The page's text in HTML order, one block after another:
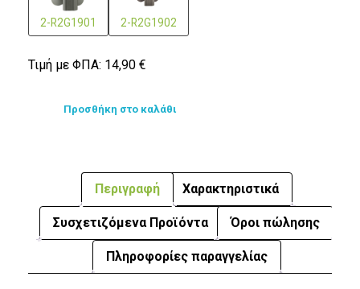
2-R2G1901 2-R2G1902
Τιμή με ΦΠΑ: 14,90 €
Προσθήκη στο καλάθι
Περιγραφή Χαρακτηριστικά
Συσχετιζόμενα Προϊόντα Όροι πώλησης
Πληροφορίες παραγγελίας